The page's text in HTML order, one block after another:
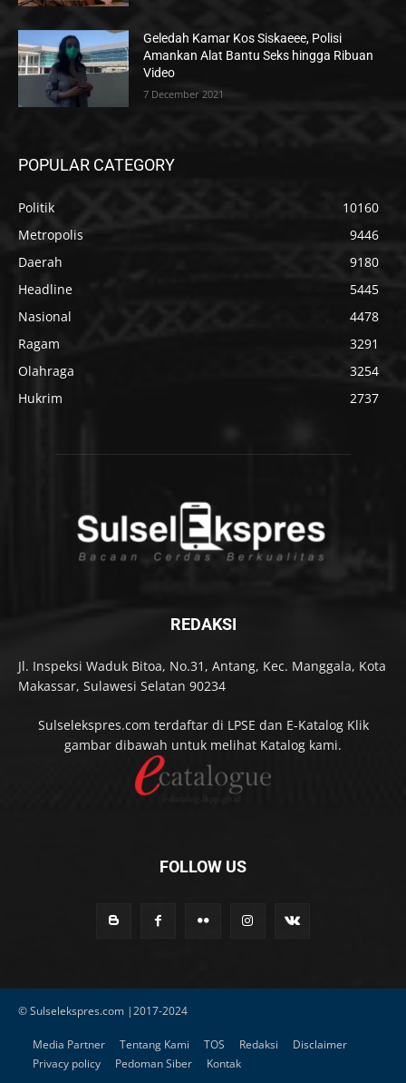
Geledah Kamar Kos Siskaeee, Polisi
Amankan Alat Bantu Seks hingga Ribuan
Video
7 December 2021
POPULAR CATEGORY
Politik
10160
Metropolis
9446
Daerah
9180
Headline
5445
Nasional
4478
Ragam
3291
Olahraga
3254
Hukrim
2737
REDAKSI
Jl. Inspeksi Waduk Bitoa, No.31, Antang, Kec. Manggala, Kota
Makassar, Sulawesi Selatan 90234
Sulselekspres.com terdaftar di LPSE dan E-Katalog Klik
gambar dibawah untuk melihat Katalog kami.
FOLLOW US
© Sulselekspres.com |2017-2024
Media Partner Tentang Kami TOS Redaksi
Disclaimer
Privacy policy
Pedoman Siber Kontak